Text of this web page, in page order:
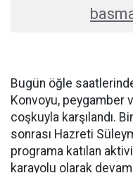
Bugün öğle
Konvoyu, peygamber
coşkuyla karşılandı.
sonrası Hazreti
programa katılan
karayolu olarak